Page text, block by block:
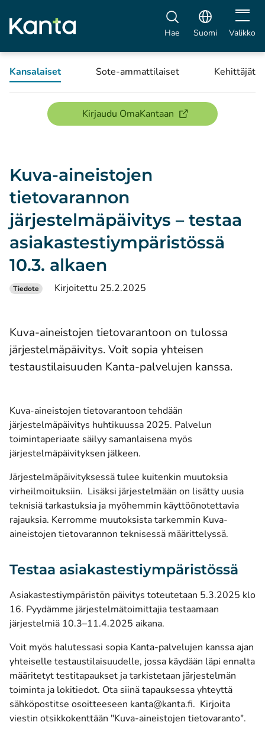
Hae Suomi Avaa
Valikko
Kansalaiset Sote-ammattilaiset Kehittäjät
Kirjaudu OmaKantaan(avautuu uuteen
Kuva-aineistojen
tietovarannon
järjestelmäpäivitys – testaa
asiakastestiympäristössä
10.3. alkaen
Tiedote Kirjoitettu 25.2.2025
Kuva-aineistojen tietovarantoon on tulossa
järjestelmäpäivitys. Voit sopia yhteisen
testaustilaisuuden Kanta-palvelujen kanssa.
Kuva-aineistojen tietovarantoon tehdään
järjestelmäpäivitys huhtikuussa 2025. Palvelun
toimintaperiaate säilyy samanlaisena myös
järjestelmäpäivityksen jälkeen.
Järjestelmäpäivityksessä tulee kuitenkin muutoksia
virheilmoituksiin. Lisäksi järjestelmään on lisätty uusia
teknisiä tarkastuksia ja myöhemmin käyttöönotettavia
rajauksia. Kerromme muutoksista tarkemmin Kuva-
aineistojen tietovarannon teknisessä määrittelyssä.
Testaa asiakastestiympäristössä
Asiakastestiympäristön päivitys toteutetaan 5.3.2025 klo
16. Pyydämme järjestelmätoimittajia testaamaan
järjestelmiä 10.3–11.4.2025 aikana.
Voit myös halutessasi sopia Kanta-palvelujen kanssa ajan
yhteiselle testaustilaisuudelle, jossa käydään läpi ennalta
määritetyt testitapaukset ja tarkistetaan järjestelmän
toiminta ja lokitiedot. Ota siinä tapauksessa yhteyttä
sähköpostitse osoitteeseen kanta@kanta.fi. Kirjoita
viestin otsikkokenttään "Kuva-aineistojen tietovaranto".